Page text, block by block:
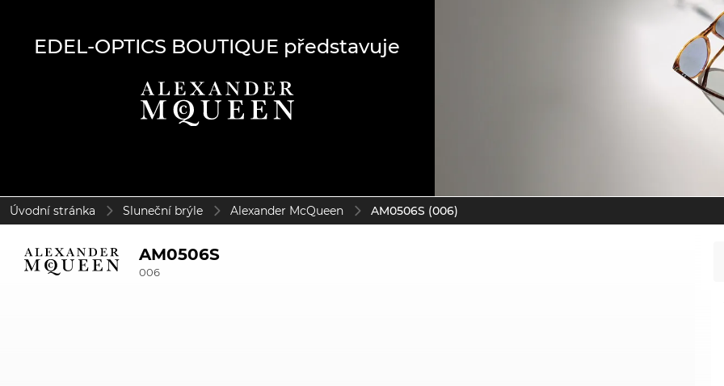
EDEL-OPTICS BOUTIQUE představuje
Úvodní stránka Sluneční brýle Alexander McQueen AM0506S (006)
AM0506S
006